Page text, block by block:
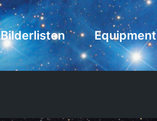
Bilderlisten Equipment